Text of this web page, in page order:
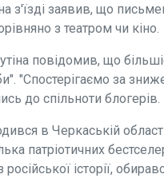
з'їзді заявив, що
з театром чи кіно.
повідомив, що
"Спостерігаємо за
до спільноти блогерів.
в Черкаській
патріотичних
російської історії,